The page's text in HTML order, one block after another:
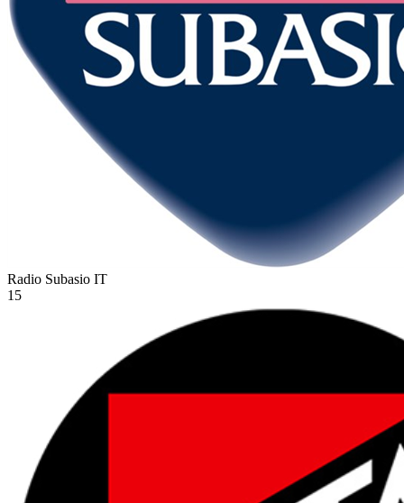
Radio Subasio IT
15